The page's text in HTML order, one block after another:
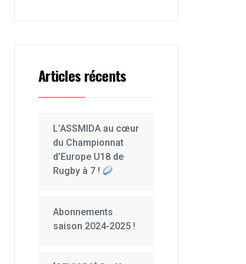
Articles récents
L’ASSMIDA au cœur
du Championnat
d’Europe U18 de
Rugby à 7 !
Abonnements
saison 2024-2025 !